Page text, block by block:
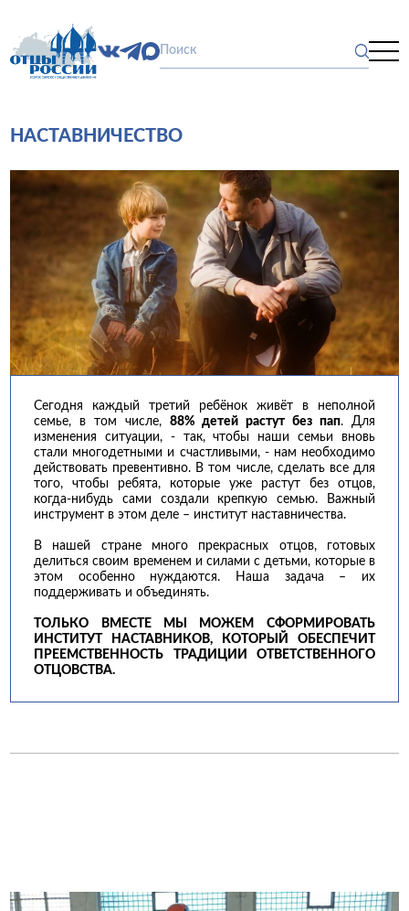
НАСТАВНИЧЕСТВО
Сегодня каждый третий ребёнок живёт в неполной
семье, в том числе, 88% детей растут без пап. Для
изменения ситуации, - так, чтобы наши семьи вновь
стали многодетными и счастливыми, - нам необходимо
действовать превентивно. В том числе, сделать все для
того, чтобы ребята, которые уже растут без отцов,
когда-нибудь сами создали крепкую семью. Важный
инструмент в этом деле – институт наставничества.
В нашей стране много прекрасных отцов, готовых
делиться своим временем и силами с детьми, которые в
этом особенно нуждаются. Наша задача – их
поддерживать и объединять.
ТОЛЬКО ВМЕСТЕ МЫ МОЖЕМ СФОРМИРОВАТЬ
ИНСТИТУТ НАСТАВНИКОВ, КОТОРЫЙ ОБЕСПЕЧИТ
ПРЕЕМСТВЕННОСТЬ ТРАДИЦИИ ОТВЕТСТВЕННОГО
ОТЦОВСТВА.